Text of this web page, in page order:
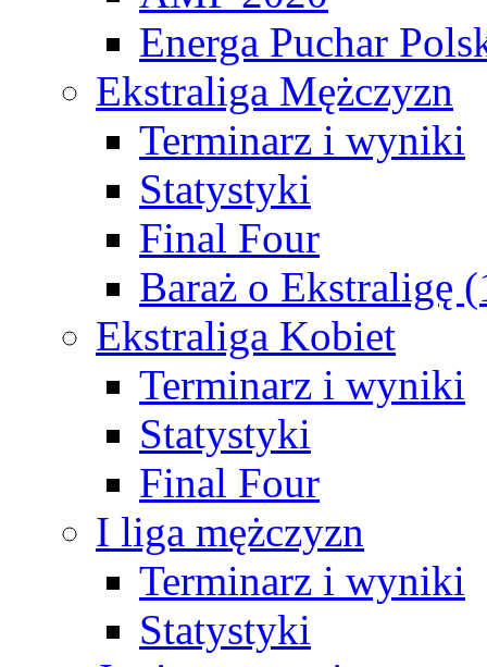
Energa Puchar
Ekstraliga Mężczyzn
Terminarz i wyniki
Statystyki
Final Four
Baraż o Ekstraligę
Ekstraliga Kobiet
Terminarz i wyniki
Statystyki
Final Four
I liga mężczyzn
Terminarz i wyniki
Statystyki